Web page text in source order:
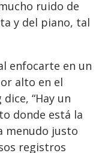
ruido de
y del piano, tal
enfocarte en un
alto en el
“Hay un
donde está la
menudo justo
registros